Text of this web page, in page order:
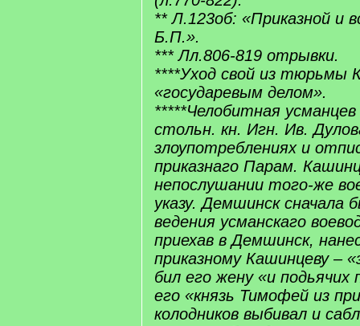
** Л.123об: «Приказной и
Б.П.».
*** Лл.806-819 отрывки.
****Уход свой из тюрьмы
«государевым делом».
*****Челобитная усманцев
стольн. кн. Игн. Ив.
злоупотреблениях и
приказнаго Парам.
непослушании того-же
указу. Демшинск сначала
ведения усманскаго
приехав в Демшинск,
приказному Кашинцеву –
бил его жену «и подьячих
его «князь Тимофей из
колодников выбивал и